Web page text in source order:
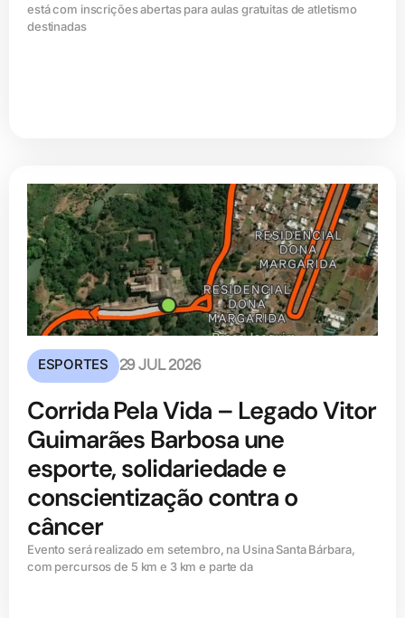
está com inscrições abertas para aulas gratuitas de atletismo
destinadas
ESPORTES 29 JUL 2026
Corrida Pela Vida – Legado Vitor
Guimarães Barbosa une
esporte, solidariedade e
conscientização contra o
câncer
Evento será realizado em setembro, na Usina Santa Bárbara,
com percursos de 5 km e 3 km e parte da